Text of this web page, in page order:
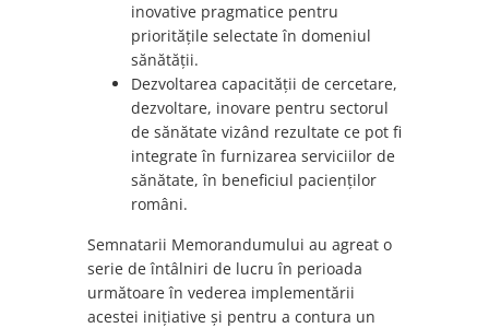
inovative pragmatice pentru
prioritățile selectate în domeniul
sănătății.
Dezvoltarea capacității de cercetare,
dezvoltare, inovare pentru sectorul
de sănătate vizând rezultate ce pot fi
integrate în furnizarea serviciilor de
sănătate, în beneficiul pacienților
români.
Semnatarii Memorandumului au agreat o
serie de întâlniri de lucru în perioada
următoare în vederea implementării
acestei inițiative și pentru a contura un